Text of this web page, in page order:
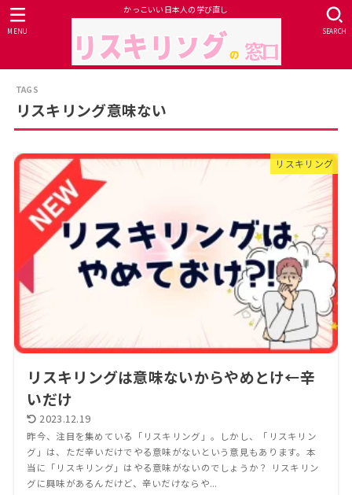
かっこいい日本人の学び直し
SEARCH
MENU
リスキリング意味ない
リスキリング
リスキリングは意味ないからやめとけ←辛
いだけ
2023.12.19
昨今、注目を集めている「リスキリング」。しかし、「リスキリン
グ」は、ただ辛いだけでやる意味がないという意見もあります。本
当に「リスキリング」はやる意味がないのでしょうか？ リスキリン
グに興味があるんだけど、辛いだけならや...